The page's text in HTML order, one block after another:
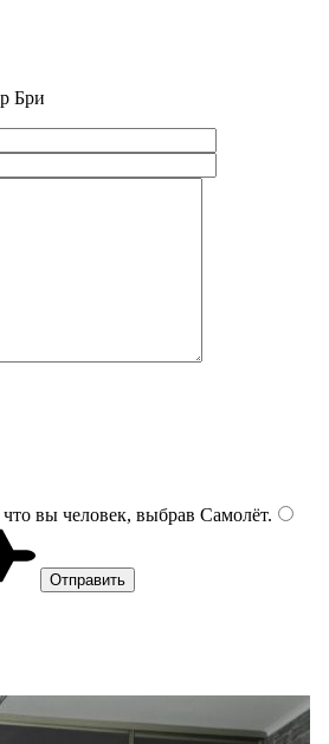
Бри
вы человек, выбрав Самолёт.